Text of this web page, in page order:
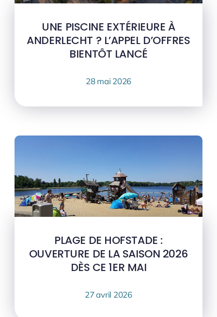
UNE PISCINE EXTÉRIEURE À
ANDERLECHT ? L’APPEL D’OFFRES
BIENTÔT LANCÉ
28 mai 2026
PLAGE DE HOFSTADE :
OUVERTURE DE LA SAISON 2026
DÈS CE 1ER MAI
27 avril 2026